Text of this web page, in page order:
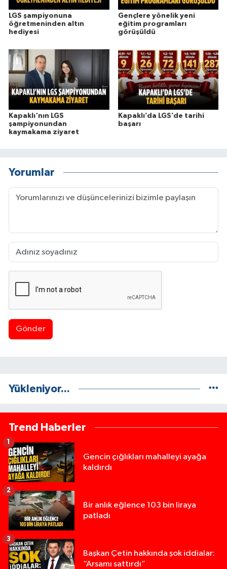
LGS şampiyonuna
öğretmeninden altın
hediyesi
Gençlere yönelik yeni
eğitim programları
görüşüldü
Kapaklı'nın LGS
şampiyonundan
kaymakama ziyaret
Kapaklı’da LGS’de tarihi
başarı
Yorumlar
Gönder
Yükleniyor...
Trend Haberler
Gencin çığlıkları mahalleyi ayağa
kaldırdı
1
Bir anlık eğlence 103 bin liraya
patladı
2
Başkan Çetin hakkında şok iddialar:
“Arsamı sattırdı”
3